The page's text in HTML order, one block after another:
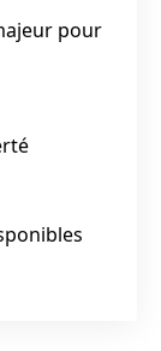
pour